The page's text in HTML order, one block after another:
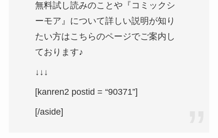
無料試し読みのことや『コミックシ
ーモア』について詳しい説明が知り
たい方はこちらのページでご案内し
ております♪
↓↓↓
[kanren2 postid = “90371”]
[/aside]